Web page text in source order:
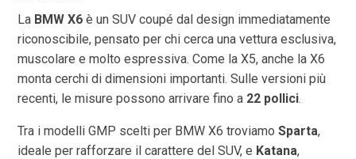
La BMW X6 è un SUV coupé dal design immediatamente
riconoscibile, pensato per chi cerca una vettura esclusiva,
muscolare e molto espressiva. Come la X5, anche la X6
monta cerchi di dimensioni importanti. Sulle versioni più
recenti, le misure possono arrivare fino a 22 pollici.
Tra i modelli GMP scelti per BMW X6 troviamoSparta,
ideale per rafforzare il carattere del SUV, e Katana,